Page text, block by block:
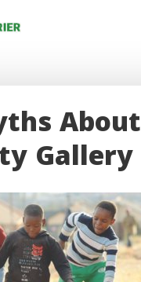
About
Gallery